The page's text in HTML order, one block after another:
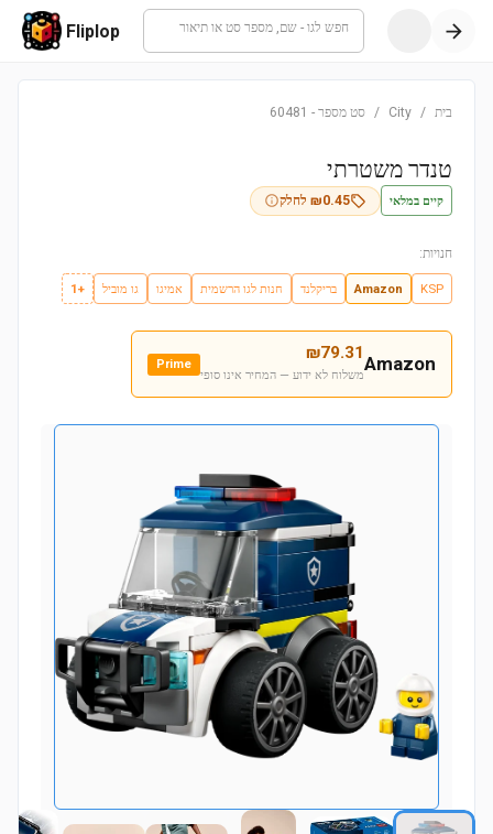
חפש לגו - שם, מספר סט או תיאור Fliplop
בית /
City
/ סט מספר -
60481
טנדר משטרתי
קיים במלאי ₪0.45 לחלק
חנויות:
KSP
Amazon בריקלנד חנות לגו הרשמית אמיגו גו מוביל +1
Amazon
₪79.31
משלוח לא ידוע — המחיר אינו סופי
Prime